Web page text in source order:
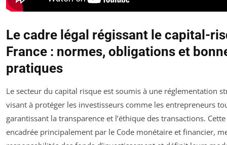
Le cadre légal régissant le capital-
France : normes, obligations et
pratiques
Le secteur du capital risque est soumis à une réglementation
visant à protéger les investisseurs comme les entrepreneurs
garantissant la transparence et l’éthique des transactions.
encadrée principalement par le Code monétaire et financier,